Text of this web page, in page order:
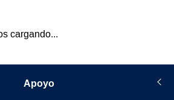
cargando...
Apoyo